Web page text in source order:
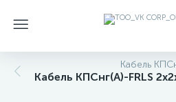
Кабель
Кабель КПСнг(А)-FRLS